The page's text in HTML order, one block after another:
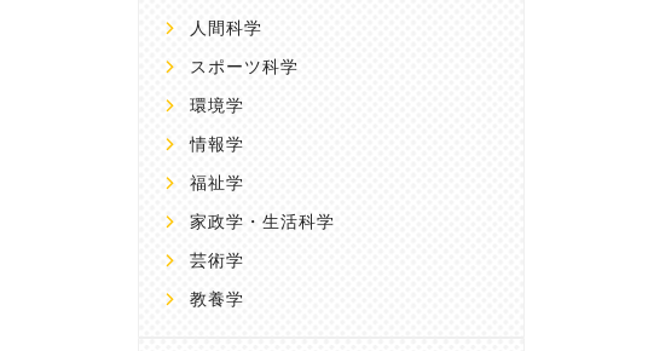
人間科学
スポーツ科学
環境学
情報学
福祉学
家政学・生活科学
芸術学
教養学